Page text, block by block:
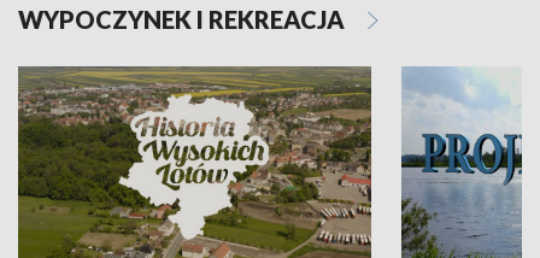
WYPOCZYNEK I REKREACJA